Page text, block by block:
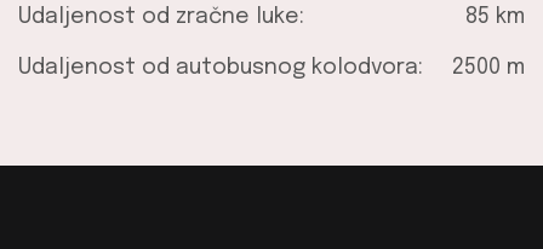
Udaljenost od zračne luke: 85 km
Udaljenost od autobusnog kolodvora: 2500 m